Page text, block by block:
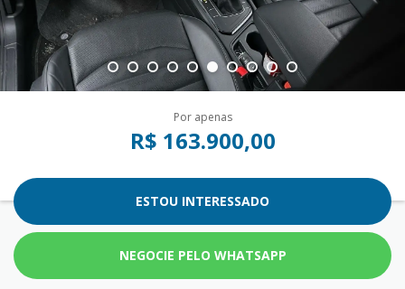
Por apenas
R$ 163.900,00
ESTOU INTERESSADO
NEGOCIE PELO WHATSAPP